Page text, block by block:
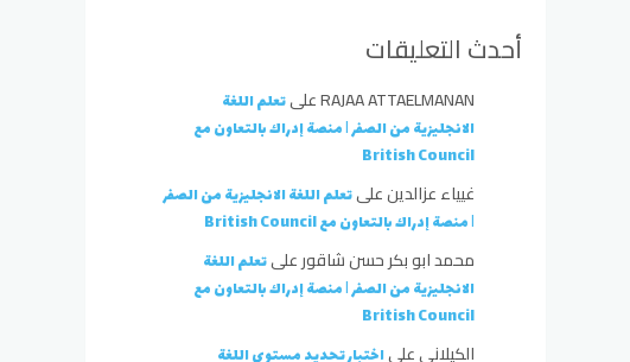
أحدث التعليقات
RAJAA ATTAELMANANعلىتعلم اللغة
الانجليزية من الصفر | منصة إدراك بالتعاون مع
British Council
غيياء عزالدينعلىتعلم اللغة الانجليزية من الصفر
| منصة إدراك بالتعاون مع British Council
محمد ابو بكر حسن شاقورعلىتعلم اللغة
الانجليزية من الصفر | منصة إدراك بالتعاون مع
British Council
الكيلانيعلىاختبار تحديد مستوى اللغة